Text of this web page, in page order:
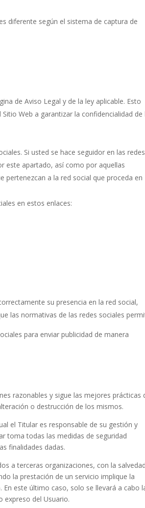
diferente según el sistema de captura de
de Aviso Legal y de la ley aplicable. Esto
Web a garantizar la confidencialidad de
Si usted se hace seguidor en las redes
este apartado, así como por aquellas
pertenezcan a la red social que proceda en
en estos enlaces:
su presencia en la red social,
las normativas de las redes sociales
para enviar publicidad de manera
razonables y sigue las mejores prácticas
o destrucción de los mismos.
el Titular es responsable de su gestión y
toma todas las medidas de seguridad
finalidades dadas.
a terceras organizaciones, con la
la prestación de un servicio implique la
este último caso, solo se llevará a cabo
expreso del Usuario.